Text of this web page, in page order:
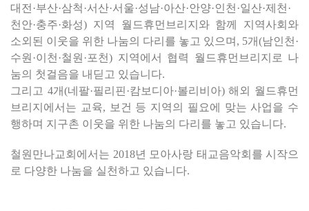
대전·부산·삼척·서산·서울·성남·아산·안양·인천·일산·제천·
천안·충주·화성) 지역 월드휴먼브리지와 함께 지역사회와
소외된 이웃을 위한 나눔의 다리를 놓고 있으며, 5개(남인천·
수원·이천·철원·포천) 지역에서 협력 월드휴먼브리지로 나
눔의 첫걸음을 내딛고 있습니다.
그리고 4개(네팔·필리핀·캄보디아·볼리비아) 해외 월드휴먼
브리지에서는 교육, 보건 등 지역의 필요에 맞는 사업을 수
행하며 지구촌 이웃을 위한 나눔의 다리를 놓고 있습니다.
철원만나교회에서는 2018년 모아사랑 태교음악회를 시작으
로 다양한 나눔을 실천하고 있습니다.